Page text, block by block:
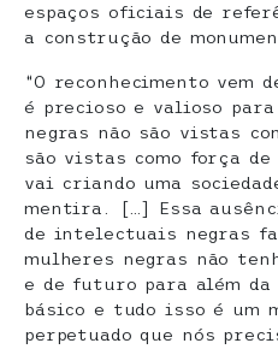
espaços oficiais de
a construção de
“O reconhecimento vem
é precioso e valioso
negras não são vistas
são vistas como força
vai criando uma
mentira. […] Essa
de intelectuais negras
mulheres negras não
e de futuro para além da
básico e tudo isso é um
perpetuado que nós